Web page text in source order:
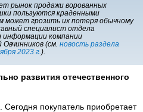
рынок продажи ворованных
пользуются краденными
может грозить их потеря обычному
специалист отдела
компании
(см. новость раздела
2023 г.).
развития отечественного
покупатель приобретает